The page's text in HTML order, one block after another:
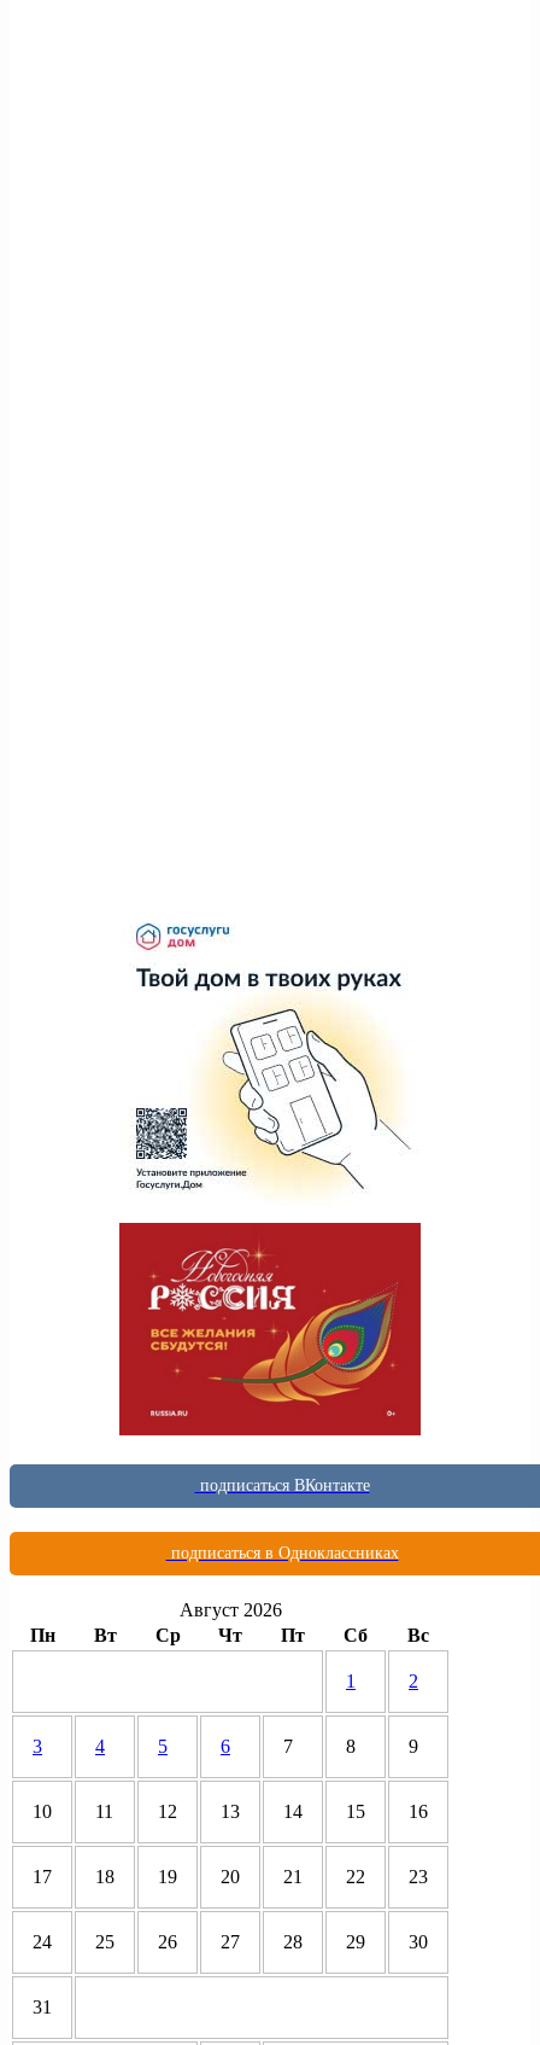
подписаться ВКонтакте
подписаться в Одноклассниках
Август 2026
Пн
Вт Ср Чт Пт Сб Вс
1 2
3 4 5 6 7 8 9
10 11 12 13 14 15 16
17 18 19 20 21 22 23
24 25 26 27 28 29 30
31